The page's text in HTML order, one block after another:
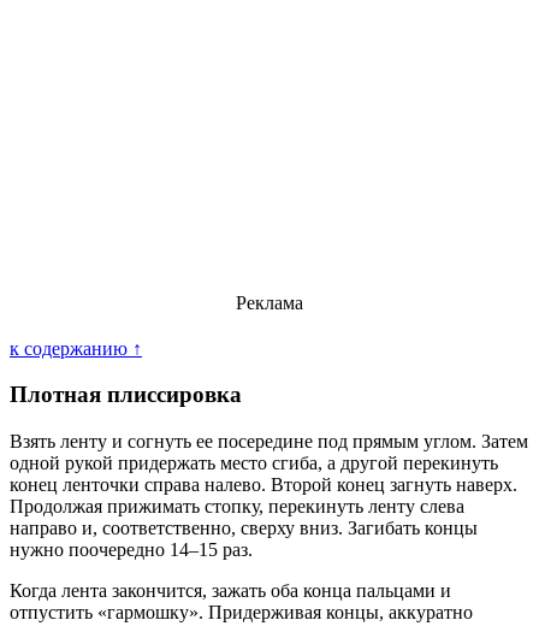
Реклама
к содержанию ↑
Плотная плиссировка
Взять ленту и согнуть ее посередине под прямым углом. Затем
одной рукой придержать место сгиба, а другой перекинуть
конец ленточки справа налево. Второй конец загнуть наверх.
Продолжая прижимать стопку, перекинуть ленту слева
направо и, соответственно, сверху вниз. Загибать концы
нужно поочередно 14–15 раз.
Когда лента закончится, зажать оба конца пальцами и
отпустить «гармошку». Придерживая концы, аккуратно